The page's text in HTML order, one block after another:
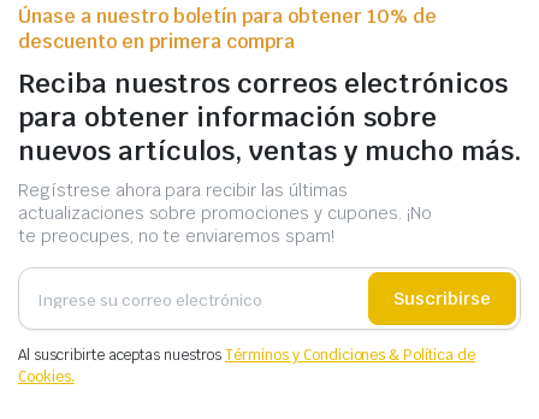
Únase a nuestro boletín para obtener 10% de
descuento en primera compra
Reciba nuestros correos electrónicos
para obtener información sobre
nuevos artículos, ventas y mucho más.
Regístrese ahora para recibir las últimas
actualizaciones sobre promociones y cupones. ¡No
te preocupes, no te enviaremos spam!
Suscribirse
Al suscribirte aceptas nuestrosTérminos y Condiciones & Política de
Cookies.